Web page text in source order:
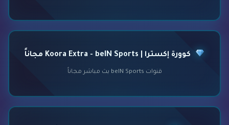
كوورة إكسترا | Koora Extra - beIN Sports مجاناً
قنوات beIN Sports بث مباشر مجاناً